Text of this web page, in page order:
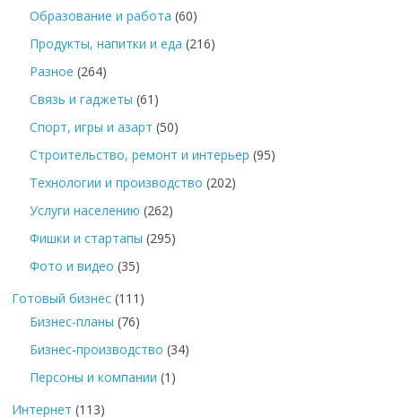
Образование и работа (60)
Продукты, напитки и еда (216)
Разное (264)
Связь и гаджеты (61)
Спорт, игры и азарт (50)
Строительство, ремонт и интерьер (95)
Технологии и производство (202)
Услуги населению (262)
Фишки и стартапы (295)
Фото и видео (35)
Готовый бизнес (111)
Бизнес-планы (76)
Бизнес-производство (34)
Персоны и компании (1)
Интернет (113)